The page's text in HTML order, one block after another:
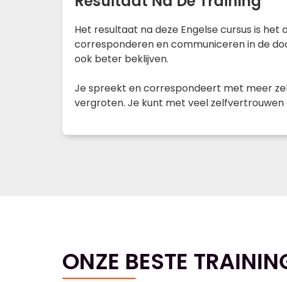
Het resultaat na deze Engelse cursus is
corresponderen en communiceren in de
ook beter beklijven.
Je spreekt en correspondeert met meer
vergroten. Je kunt met veel zelfvertrouwen
ONZE BESTE